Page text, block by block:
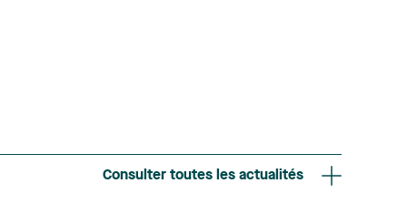
Consulter toutes les actualités